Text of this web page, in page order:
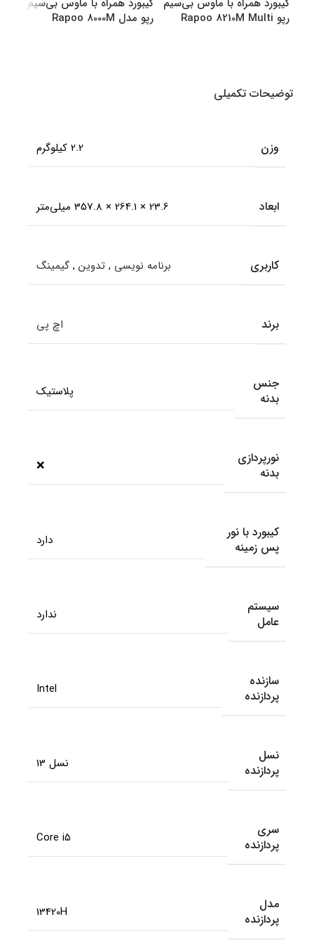
رپو Rapoo 8210M Multi
رپو مدل Rapoo 8000M
توضیحات تکمیلی
وزن 2.2 کیلوگرم
ابعاد 23.6 × 264.1 × 357.8 میلی‌متر
کاربری برنامه نویسی , تدوین , گیمینگ
برند اچ پی
جنس
بدنه
پلاستیک
نورپردازی
بدنه
❌
کیبورد با نور
پس زمینه
دارد
سیستم
عامل
ندارد
سازنده
پردازنده
Intel
نسل
پردازنده
نسل 13
سری
پردازنده
Core i5
مدل
پردازنده
13420H